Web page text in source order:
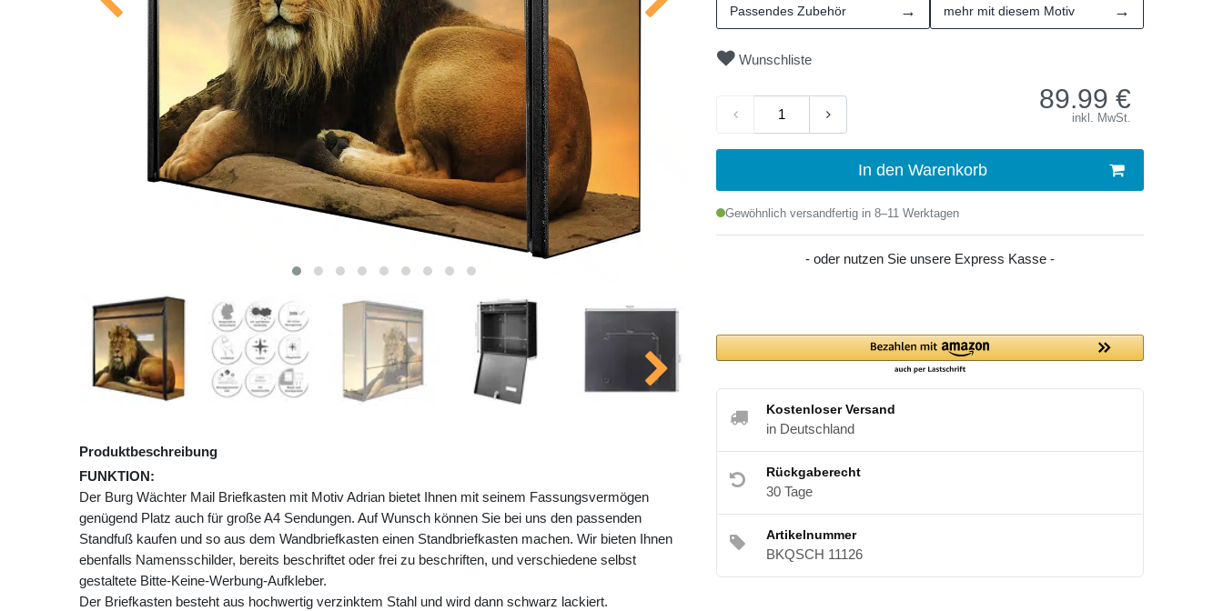
Produktbeschreibung
FUNKTION:
Der Burg Wächter Mail Briefkasten mit Motiv Adrian bietet Ihnen mit seinem Fassungsvermögen
genügend Platz auch für große A4 Sendungen. Auf Wunsch können Sie bei uns den passenden
Standfuß kaufen und so aus dem Wandbriefkasten einen Standbriefkasten machen. Wir bieten Ihnen
ebenfalls Namensschilder, bereits beschriftet oder frei zu beschriften, und verschiedene selbst
gestaltete Bitte-Keine-Werbung-Aufkleber.
Der Briefkasten besteht aus hochwertig verzinktem Stahl und wird dann schwarz lackiert.
Passendes Zubehör → mehr mit diesem Motiv →
Wunschliste
89.99 €
inkl. MwSt.
In den Warenkorb
Gewöhnlich versandfertig in 8–11 Werktagen
- oder nutzen Sie unsere Express Kasse -
Kostenloser Versand
in Deutschland
Rückgaberecht
30 Tage
Artikelnummer
BKQSCH 11126